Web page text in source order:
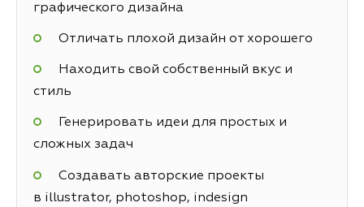
графического дизайна
Отличать плохой дизайн от хорошего
Находить свой собственный вкус и
стиль
Генерировать идеи для простых и
сложных задач
Создавать авторские проекты
в illustrator, photoshop, indesign